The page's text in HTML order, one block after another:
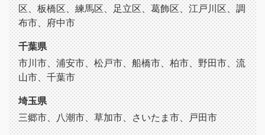
区、板橋区、練馬区、足立区、葛飾区、江戸川区、調
布市、府中市
千葉県
市川市、浦安市、松戸市、船橋市、柏市、野田市、流
山市、千葉市
埼玉県
三郷市、八潮市、草加市、さいたま市、戸田市